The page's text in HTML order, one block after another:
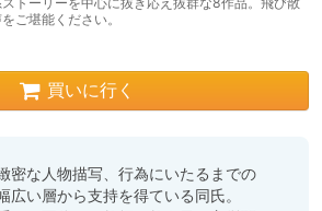
ご堪能ください。
買いに行く
密な人物描写、行為にいたるまでの
広い層から支持を得ている同氏。